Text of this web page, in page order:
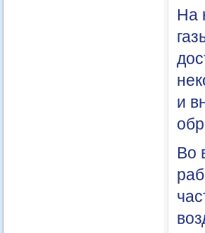
На
и
Во